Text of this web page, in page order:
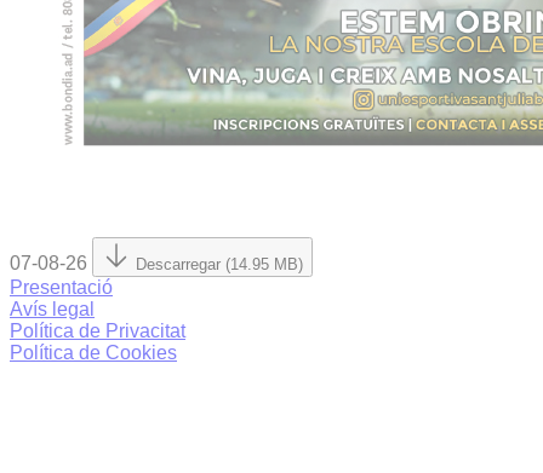
07-08-26 Descarregar (14.95 MB)
Presentació
Avís legal
Política de Privacitat
Política de Cookies